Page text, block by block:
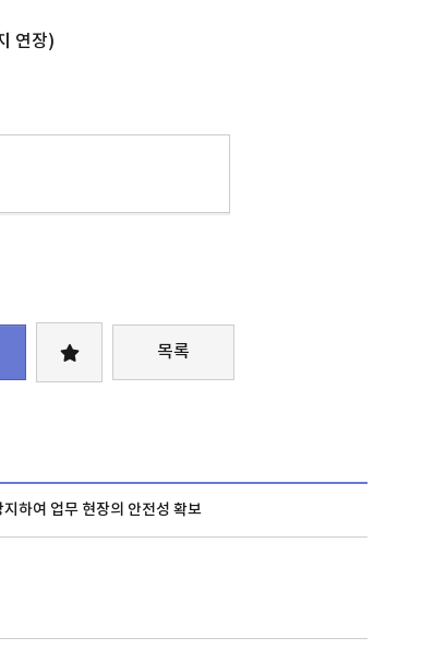
연장)
목록
하여 업무 현장의 안전성 확보